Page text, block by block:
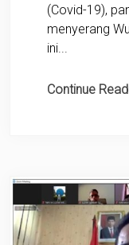
(Covid-19),
menyerang
ini...
Continue